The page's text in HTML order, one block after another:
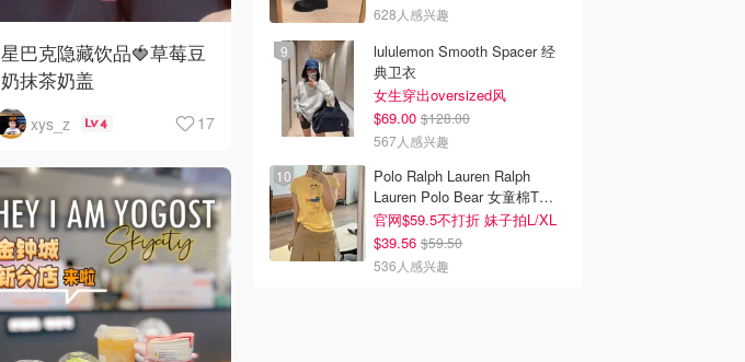
星巴克隐藏饮品🍓草莓豆
奶抹茶奶盖
xys_z 4 17
628人感兴趣
lululemon Smooth Spacer 经
典卫衣
女生穿出oversized风
$69.00 $128.00
567人感兴趣
Polo Ralph Lauren Ralph
Lauren Polo Bear 女童棉T恤
染色 1件
官网$59.5不打折 妹子拍L/XL
$39.56 $59.50
536人感兴趣